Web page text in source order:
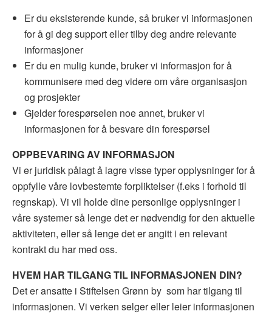
Er du eksisterende kunde, så bruker vi informasjonen
for å gi deg support eller tilby deg andre relevante
informasjoner
Er du en mulig kunde, bruker vi informasjon for å
kommunisere med deg videre om våre organisasjon
og prosjekter
Gjelder forespørselen noe annet, bruker vi
informasjonen for å besvare din forespørsel
OPPBEVARINGAV INFORMASJON
Vi er juridisk pålagt å lagre visse typer opplysninger for å
oppfylle våre lovbestemte forpliktelser (f.eks i forhold til
regnskap). Vi vil holde dine personlige opplysninger i
våre systemer så lenge det er nødvendig for den aktuelle
aktiviteten, eller så lenge det er angitt i en relevant
kontrakt du har med oss.
HVEM HAR TILGANG TIL INFORMASJONEN DIN?
Det er ansatte i Stiftelsen Grønn by som har tilgang til
informasjonen. Vi verken selger eller leier informasjonen